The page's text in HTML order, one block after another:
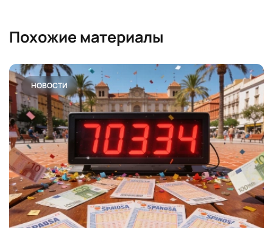
Похожие материалы
НОВОСТИ